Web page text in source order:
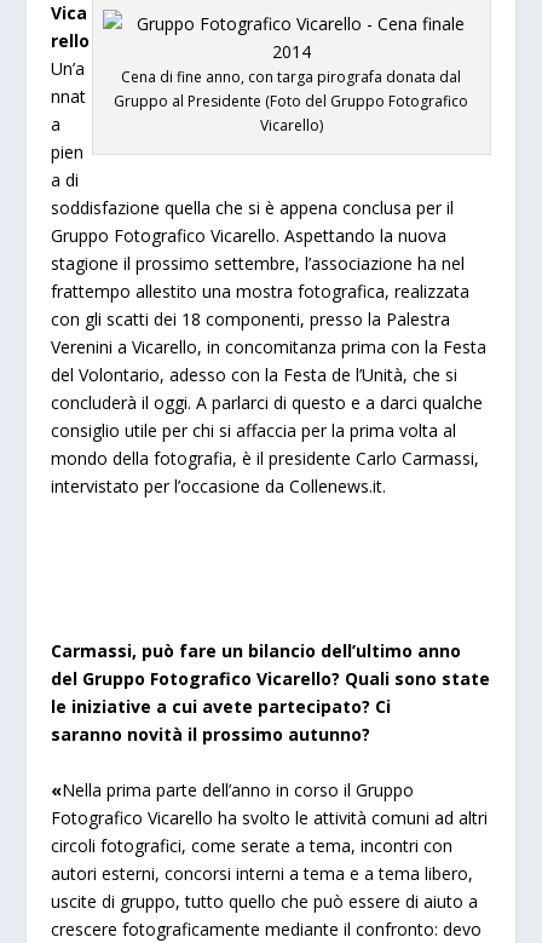
Cena di fine anno, con targa pirografa donata dal
Gruppo al Presidente (Foto del Gruppo Fotografico
Vicarello)
Vica
rello
Un’a
nnat
a
pien
a di
soddisfazione quella che si è appena conclusa per il
Gruppo Fotografico Vicarello. Aspettando la nuova
stagione il prossimo settembre, l’associazione ha nel
frattempo allestito una mostra fotografica, realizzata
con gli scatti dei 18 componenti, presso la Palestra
Verenini a Vicarello, in concomitanza prima con la Festa
del Volontario, adesso con la Festa de l’Unità, che si
concluderà il oggi. A parlarci di questo e a darci qualche
consiglio utile per chi si affaccia per la prima volta al
mondo della fotografia, è il presidente Carlo Carmassi,
intervistato per l’occasione da Collenews.it.
Carmassi, può fare un bilancio dell’ultimo anno
del Gruppo Fotografico Vicarello? Quali sono state
le iniziative a cui avete partecipato? Ci
saranno novità il prossimo autunno?
«Nella prima parte dell’anno in corso il Gruppo
Fotografico Vicarello ha svolto le attività comuni ad altri
circoli fotografici, come serate a tema, incontri con
autori esterni, concorsi interni a tema e a tema libero,
uscite di gruppo, tutto quello che può essere di aiuto a
crescere fotograficamente mediante il confronto: devo